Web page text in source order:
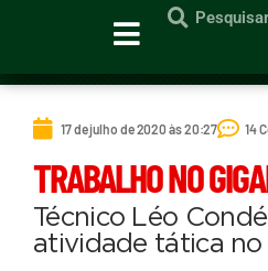
17 de julho de 2020 às 20:27 14
TRABALHO NO
Técnico Léo
atividade tática no